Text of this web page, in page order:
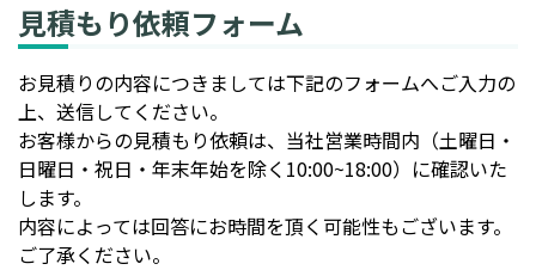
見積もり依頼フォーム
お見積りの内容につきましては下記のフォームへご入力の
上、送信してください。
お客様からの見積もり依頼は、当社営業時間内（土曜日・
日曜日・祝日・年末年始を除く10:00~18:00）に確認いた
します。
内容によっては回答にお時間を頂く可能性もございます。
ご了承ください。